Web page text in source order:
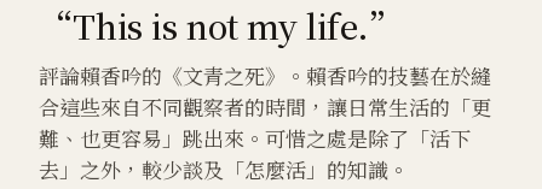
“This is not my life.”
評論賴香吟的《文青之死》。賴香吟的技藝在於縫
合這些來自不同觀察者的時間，讓日常生活的「更
難、也更容易」跳出來。可惜之處是除了「活下
去」之外，較少談及「怎麼活」的知識。